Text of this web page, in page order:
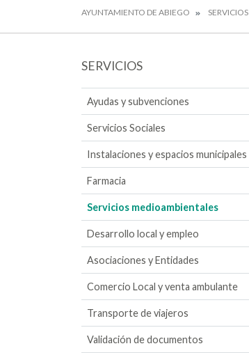
AYUNTAMIENTO DE ABIEGO SERVICIOS
SERVICIOS
Ayudas y subvenciones
Servicios Sociales
Instalaciones y espacios municipales
Farmacia
Servicios medioambientales
Desarrollo local y empleo
Asociaciones y Entidades
Comercio Local y venta ambulante
Transporte de viajeros
Validación de documentos